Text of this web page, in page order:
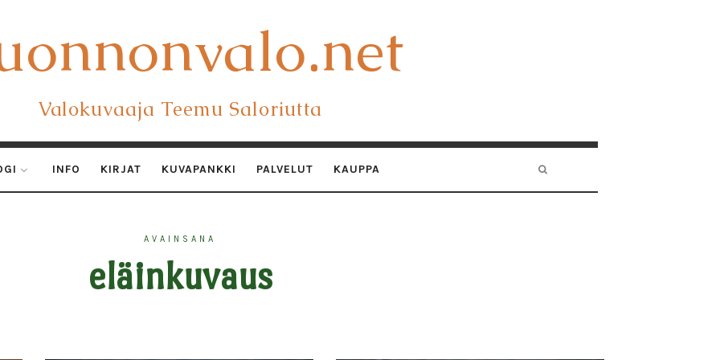
Valokuvaaja Teemu Saloriutta
INFO KIRJAT KUVAPANKKI PALVELUT KAUPPA
AVAINSANA
eläinkuvaus